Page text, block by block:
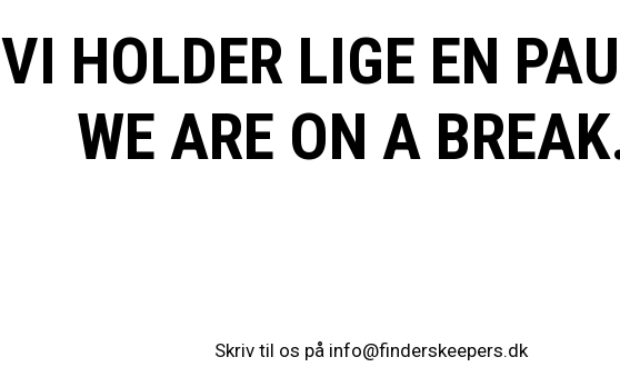
VI HOLDER LIGE EN
WE ARE ON A
Skriv til os på info@finderskeepers.dk